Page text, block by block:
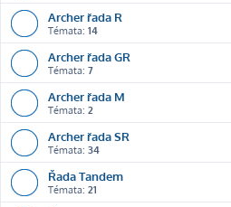
Archer řada R
Témata: 14
Archer řada GR
Témata: 7
Archer řada M
Témata: 2
Archer řada SR
Témata: 34
Řada Tandem
Témata: 21